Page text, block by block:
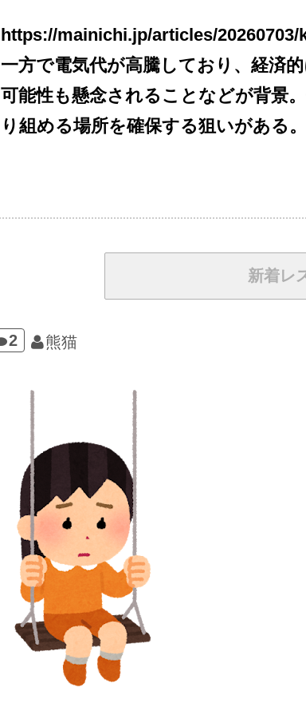
https://mainichi.jp/articles/20260703/
一方で電気代が高騰しており、経済
可能性も懸念されることなどが背景
り組める場所を確保する狙いがある。
新着レ
2 熊猫